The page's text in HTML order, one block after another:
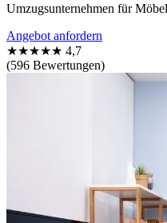
Umzugsunternehmen für
Angebot anfordern
★★★★★ 4,7
(596 Bewertungen)